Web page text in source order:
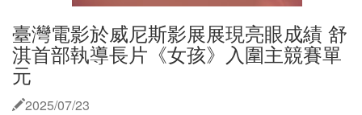
臺灣電影於威尼斯影展展現亮眼成績 舒
淇首部執導長片《女孩》入圍主競賽單
元
2025/07/23